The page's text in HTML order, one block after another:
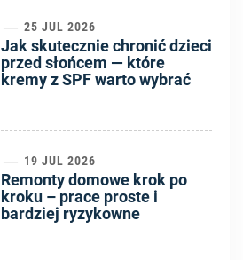
25 JUL 2026
Jak skutecznie chronić dzieci
przed słońcem — które
kremy z SPF warto wybrać
19 JUL 2026
Remonty domowe krok po
kroku – prace proste i
bardziej ryzykowne